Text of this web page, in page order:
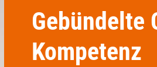
Gebündelte
Kompetenz